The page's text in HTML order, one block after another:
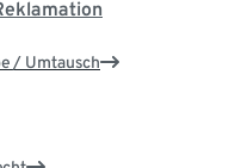
/ Umtausch